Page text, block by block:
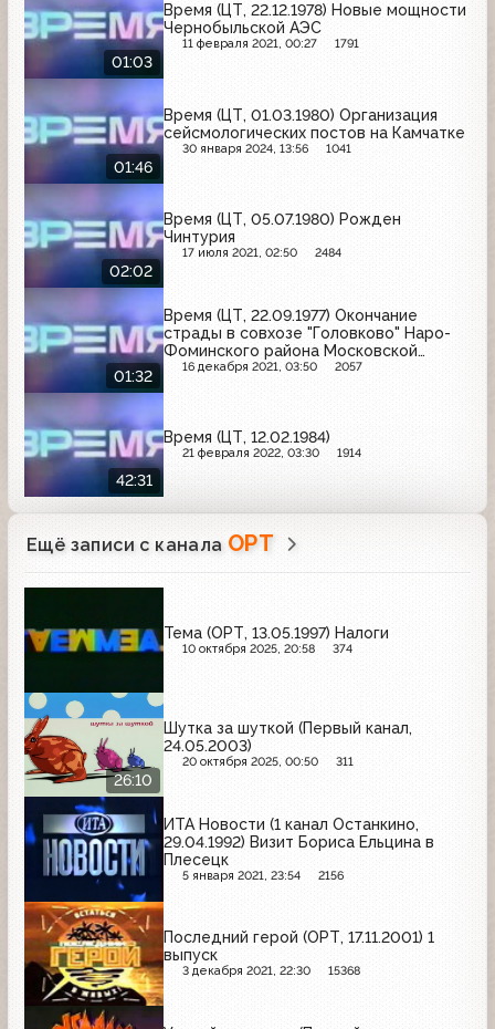
01:03
Время (ЦТ, 22.12.1978) Новые мощности
Чернобыльской АЭС
11 февраля 2021, 00:27 1791
01:46
Время (ЦТ, 01.03.1980) Организация
сейсмологических постов на Камчатке
30 января 2024, 13:56 1041
02:02
Время (ЦТ, 05.07.1980) Рожден
Чинтурия
17 июля 2021, 02:50 2484
01:32
Время (ЦТ, 22.09.1977) Окончание
страды в совхозе "Головково" Наро-
Фоминского района Московской
области
16 декабря 2021, 03:50 2057
42:31
Время (ЦТ, 12.02.1984)
21 февраля 2022, 03:30 1914
Ещё записи с канала ОРТ
Тема (ОРТ, 13.05.1997) Налоги
10 октября 2025, 20:58 374
26:10
Шутка за шуткой (Первый канал,
24.05.2003)
20 октября 2025, 00:50 311
ИТА Новости (1 канал Останкино,
29.04.1992) Визит Бориса Ельцина в
Плесецк
5 января 2021, 23:54 2156
Последний герой (ОРТ, 17.11.2001) 1
выпуск
3 декабря 2021, 22:30 15368